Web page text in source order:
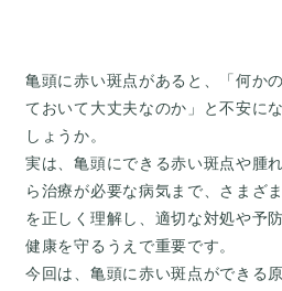
亀頭に赤い斑点があると、「何か
ておいて大丈夫なのか」と不安に
しょうか。
実は、亀頭にできる赤い斑点や腫
ら治療が必要な病気まで、さまざ
を正しく理解し、適切な対処や予
健康を守るうえで重要です。
今回は、亀頭に赤い斑点ができる